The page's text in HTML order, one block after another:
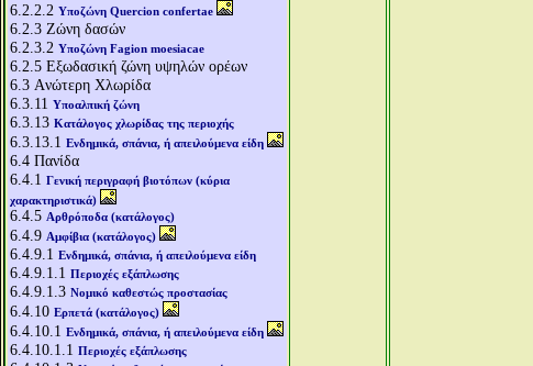
6.2.2.2 Υποζώνη Quercion confertae
6.2.3 Ζώνη δασών
6.2.3.2 Υποζώνη Fagion moesiacae
6.2.5 Εξωδασική ζώνη υψηλών ορέων
6.3 Aνώτερη Χλωρίδα
6.3.11 Υποαλπική ζώνη
6.3.13 Κατάλογος χλωρίδας της περιοχής
6.3.13.1 Ενδημικά, σπάνια, ή απειλούμενα είδη
6.4 Πανίδα
6.4.1 Γενική περιγραφή βιοτόπων (κύρια
χαρακτηριστικά)
6.4.5 Αρθρόποδα (κατάλογος)
6.4.9 Αμφίβια (κατάλογος)
6.4.9.1 Ενδημικά, σπάνια, ή απειλούμενα είδη
6.4.9.1.1 Περιοχές εξάπλωσης
6.4.9.1.3 Νομικό καθεστώς προστασίας
6.4.10 Ερπετά (κατάλογος)
6.4.10.1 Ενδημικά, σπάνια, ή απειλούμενα είδη
6.4.10.1.1 Περιοχές εξάπλωσης